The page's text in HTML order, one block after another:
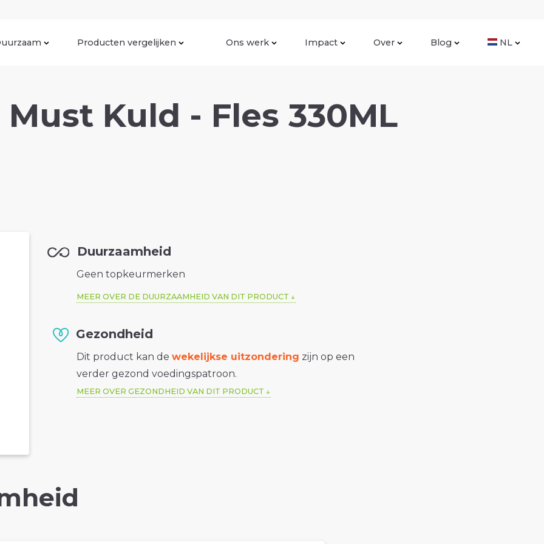
Producten vergelijken Ons werk Impact Over Blog NL
Kuld - Fles 330ML
Duurzaamheid
Geen topkeurmerken
MEER OVER DE DUURZAAMHEID VAN DIT PRODUCT
Gezondheid
Dit product kan dewekelijkse uitzondering zijn op een
verder gezond voedingspatroon.
MEER OVER GEZONDHEID VAN DIT PRODUCT